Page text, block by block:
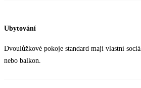
Ubytování
Dvoulůžkové pokoje standard mají vlastní
nebo balkon.